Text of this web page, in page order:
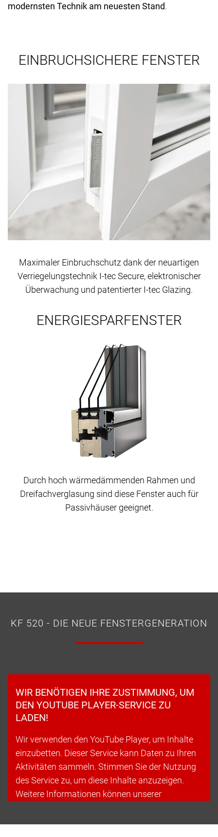
modernsten Technik am neuesten Stand.
EINBRUCHSICHERE FENSTER
Maximaler Einbruchschutz dank der neuartigen
Verriegelungstechnik I-tec Secure, elektronischer
Überwachung und patentierter I-tec Glazing.
ENERGIESPARFENSTER
Durch hoch wärmedämmenden Rahmen und
Dreifachverglasung sind diese Fenster auch für
Passivhäuser geeignet.
KF 520 - DIE NEUE FENSTERGENERATION
WIR BENÖTIGEN IHRE ZUSTIMMUNG, UM
DEN YOUTUBE PLAYER-SERVICE ZU
LADEN!
Wir verwenden den YouTube Player, um Inhalte
einzubetten. Dieser Service kann Daten zu Ihren
Aktivitäten sammeln. Stimmen Sie der Nutzung
des Service zu, um diese Inhalte anzuzeigen.
Weitere Informationen können unserer